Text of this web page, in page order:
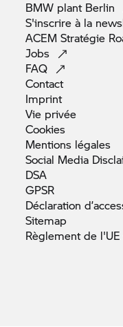
BMW plant Berlin
S'inscrire à la
ACEM Stratégie
Jobs
FAQ
Contact
Imprint
Vie privée
Cookies
Mentions légales
Social Media
DSA
GPSR
Déclaration
Sitemap
Règlement de